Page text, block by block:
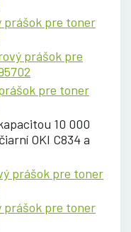
prášok pre toner
prášok pre
pre toner
10 000
OKI C834 a
prášok pre toner
prášok pre toner